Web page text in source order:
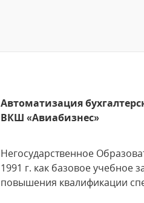
Автоматизация
ВКШ «Авиабизнес»
Негосударственное
1991 г. как базовое учебное
повышения квалификации